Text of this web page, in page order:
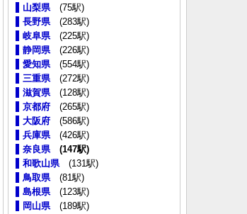
山梨県(75駅)
長野県(283駅)
岐阜県(225駅)
静岡県(226駅)
愛知県(554駅)
三重県(272駅)
滋賀県(128駅)
京都府 (265駅)
大阪府 (586駅)
兵庫県(426駅)
奈良県(147駅)
和歌山県(131駅)
鳥取県(81駅)
島根県(123駅)
岡山県(189駅)